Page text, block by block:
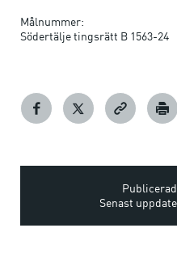
Målnummer:
Södertälje tingsrätt B 1563-24
Senast